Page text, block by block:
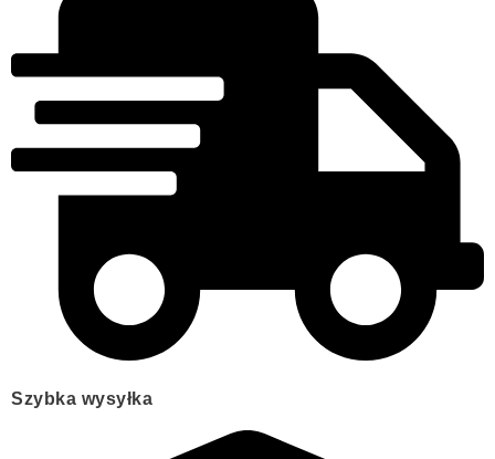
Szybka wysyłka